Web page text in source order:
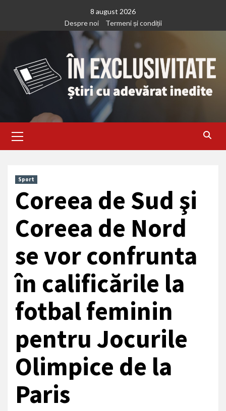
8 august 2026
Despre noi
Termeni și condiții
Menu
Sport
Coreea de Sud şi
Coreea de Nord
se vor confrunta
în calificările la
fotbal feminin
pentru Jocurile
Olimpice de la
Paris